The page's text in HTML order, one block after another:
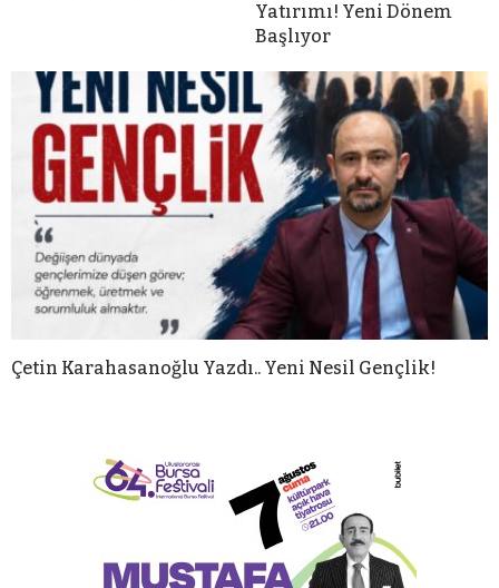
Yatırımı! Yeni Dönem
Başlıyor
Çetin Karahasanoğlu Yazdı.. Yeni Nesil Gençlik!